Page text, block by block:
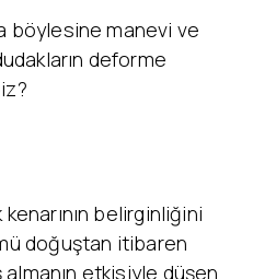
böylesine manevi ve
deforme
belirginliğini
doğuştan itibaren
etkisiyle düşen